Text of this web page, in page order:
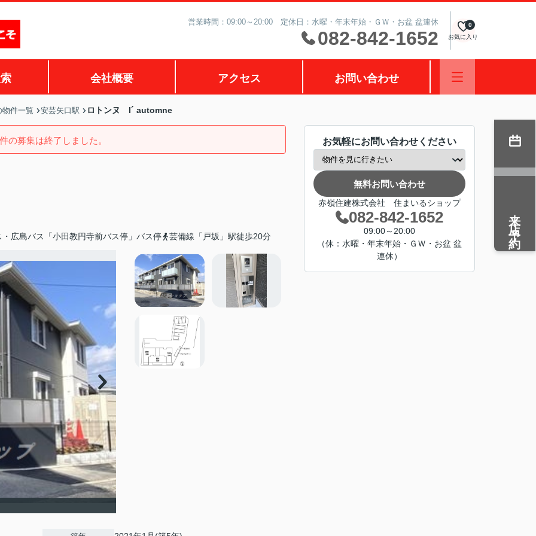
営業時間：09:00～20:00 定休日：水曜・年末年始・ＧＷ・お盆 盆連休
082-842-1652 お気に入り
0
会社概要 アクセス お問い合わせ
物件一覧 安芸矢口駅 ロトンヌ I´ automne
の募集は終了しました。
広島バス「小田教円寺前バス停」バス停 芸備線「戸坂」駅徒歩20分
お気軽にお問い合わせください
無料お問い合わせ
赤嶺住建株式会社 住まいるショップ
082-842-1652
09:00～20:00
（休：水曜・年末年始・ＧＷ・お盆 盆
連休）
来店予約